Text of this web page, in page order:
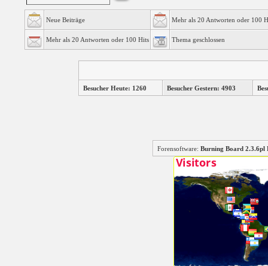
Neue Beiträge Mehr als 20 Antworten oder 100
Mehr als 20 Antworten oder 100 Hits Thema geschlossen
Besucher Heute: 1260 Besucher Gestern: 4903
Forensoftware: Burning Board